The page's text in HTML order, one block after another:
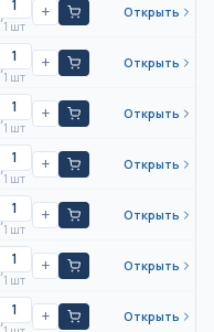
1 шт
+ Открыть
1 шт
+ Открыть
1 шт
+ Открыть
1 шт
+ Открыть
1 шт
+ Открыть
1 шт
+ Открыть
+ Открыть